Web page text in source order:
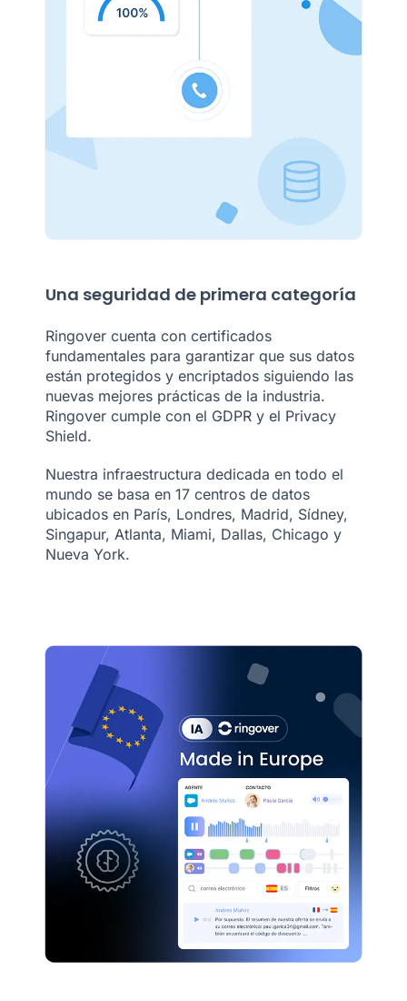
Una seguridad de primera categoría
Ringover cuenta con certificados
fundamentales para garantizar que sus datos
están protegidos y encriptados siguiendo las
nuevas mejores prácticas de la industria.
Ringover cumple con el GDPR y el Privacy
Shield.
Nuestra infraestructura dedicada en todo el
mundo se basa en 17 centros de datos
ubicados en París, Londres, Madrid, Sídney,
Singapur, Atlanta, Miami, Dallas, Chicago y
Nueva York.